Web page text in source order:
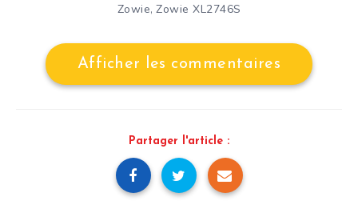
Zowie, Zowie XL2746S
Afficher les commentaires
Partager l'article :